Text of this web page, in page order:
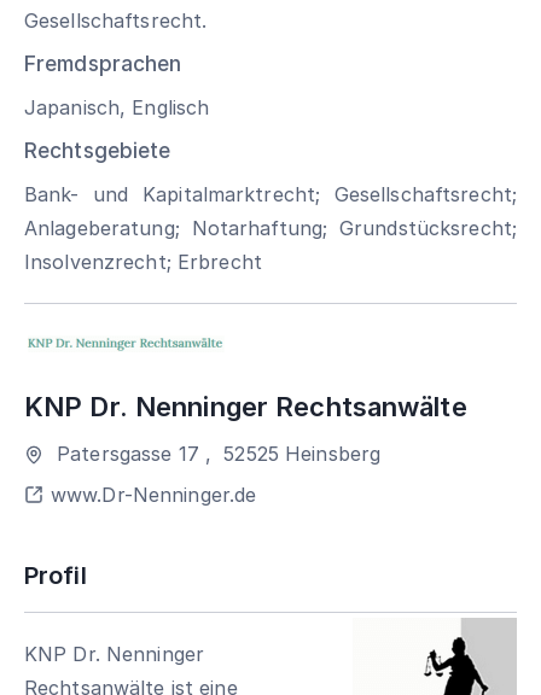
Gesellschaftsrecht.
Fremdsprachen
Japanisch, Englisch
Rechtsgebiete
Bank- und Kapitalmarktrecht; Gesellschaftsrecht;
Anlageberatung; Notarhaftung; Grundstücksrecht;
Insolvenzrecht; Erbrecht
KNP Dr. Nenninger Rechtsanwälte
Patersgasse 17 ,52525 Heinsberg
www.Dr-Nenninger.de
Profil
KNP Dr. Nenninger
Rechtsanwälte ist eine